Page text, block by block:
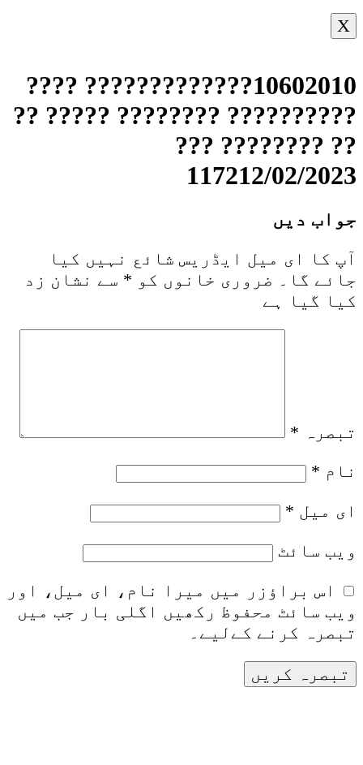
X
10602010????????????? ????
?????????? ???????? ????? ??
?? ???????? ???
117212/02/2023
جواب دیں
آپ کا ای میل ایڈریس شائع نہیں کیا
جائے گا۔
ضروری خانوں کو * سے نشان زد
کیا گیا ہے
تبصرہ *
نام *
ای میل *
ویب‌ سائٹ
اس براؤزر میں میرا نام، ای میل، اور
ویب سائٹ محفوظ رکھیں اگلی بار جب میں
تبصرہ کرنے کےلیے۔